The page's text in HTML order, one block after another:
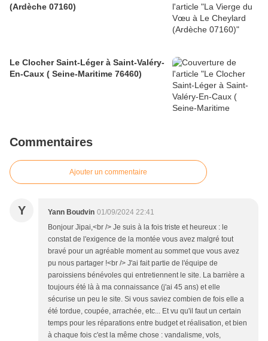
(Ardèche 07160)
Le Clocher Saint-Léger à Saint-Valéry-
En-Caux ( Seine-Maritime 76460)
Commentaires
Ajouter un commentaire
Y Yann Boudvin 01/09/2024 22:41
Bonjour Jipai,<br /> Je suis à la fois triste et heureux : le
constat de l'exigence de la montée vous avez malgré tout
bravé pour un agréable moment au sommet que vous avez
pu nous partager !<br /> J'ai fait partie de l'équipe de
paroissiens bénévoles qui entretiennent le site. La barrière a
toujours été là à ma connaissance (j'ai 45 ans) et elle
sécurise un peu le site. Si vous saviez combien de fois elle a
été tordue, coupée, arrachée, etc... Et vu qu'il faut un certain
temps pour les réparations entre budget et réalisation, et bien
à chaque fois c'est la même chose : vandalisme, vols,